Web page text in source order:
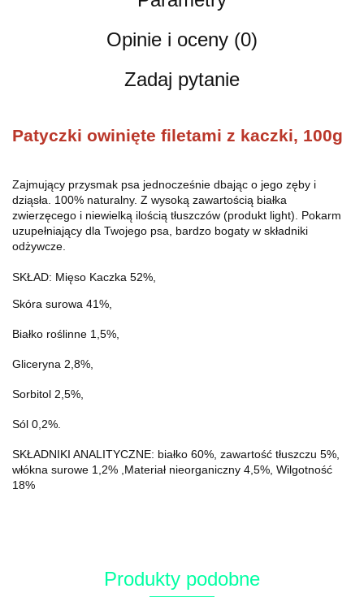
Opinie i oceny (0)
Zadaj pytanie
Patyczki owinięte filetami z kaczki, 100g
Zajmujący przysmak psa jednocześnie dbając o jego zęby i
dziąsła. 100% naturalny. Z wysoką zawartością białka
zwierzęcego i niewielką ilością tłuszczów (produkt light). Pokarm
uzupełniający dla Twojego psa, bardzo bogaty w składniki
odżywcze.
SKŁAD: Mięso Kaczka 52%,
Skóra surowa 41%,
Białko roślinne 1,5%,
Gliceryna 2,8%,
Sorbitol 2,5%,
Sól 0,2%.
SKŁADNIKI ANALITYCZNE: białko 60%, zawartość tłuszczu 5%,
włókna surowe 1,2% ,Materiał nieorganiczny 4,5%, Wilgotność
18%
Produkty podobne